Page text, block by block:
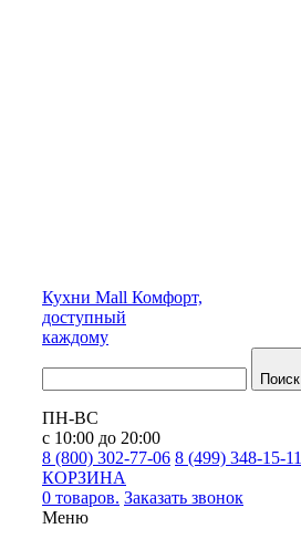
Кухни Mall Комфорт,
доступный
каждому
Поиск
ПН-ВС
с 10:00 до 20:00
8 (800) 302-77-06 8 (499) 348-15-11
КОРЗИНА
0 товаров. Заказать звонок
Меню